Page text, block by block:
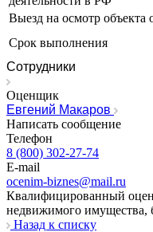
Выезд на осмотр объекта
Срок выполнения
Сотрудники
Оценщик
Евгений Макаров
Написать сообщение
Телефон
8 (800) 302-27-74
E-mail
ocenim-biznes@mail.ru
Квалифицированный
недвижимого имущества,
Назад к списку
Ишимбай
Йошкар-Ола
Калининград
Калуга
Камбарка
Каменка
Каменск-Уральский
Каменск-Шахтинский
Камень-на-Оби
Камышин
Камышлов